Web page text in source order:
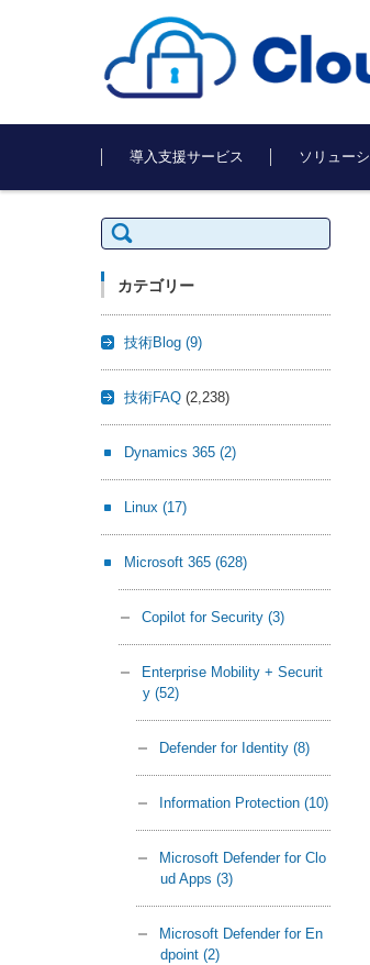
コンテンツに移動
導入支援サービス
ソリュー
検
索:
カテゴリー
技術Blog (9)
技術FAQ (2,238)
Dynamics 365 (2)
Linux (17)
Microsoft 365 (628)
Copilot for Security (3)
Enterprise Mobility + Securit
y (52)
Defender for Identity (8)
Information Protection (10)
Microsoft Defender for Clo
ud Apps (3)
Microsoft Defender for En
dpoint (2)